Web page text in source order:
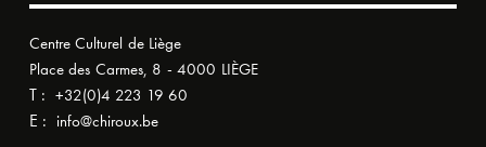
Centre Culturel de Liège
Place des Carmes, 8 - 4000 LIÈGE
T : +32(0)4 223 19 60
E : info@chiroux.be